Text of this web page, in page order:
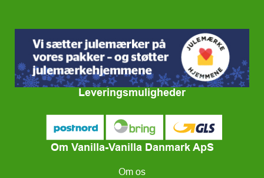
Leveringsmuligheder
Om Vanilla-Vanilla Danmark ApS
Om os